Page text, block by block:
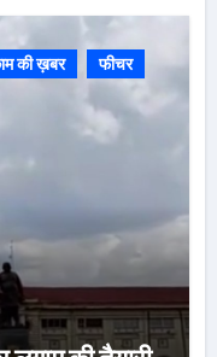
की ख़बर फीचर